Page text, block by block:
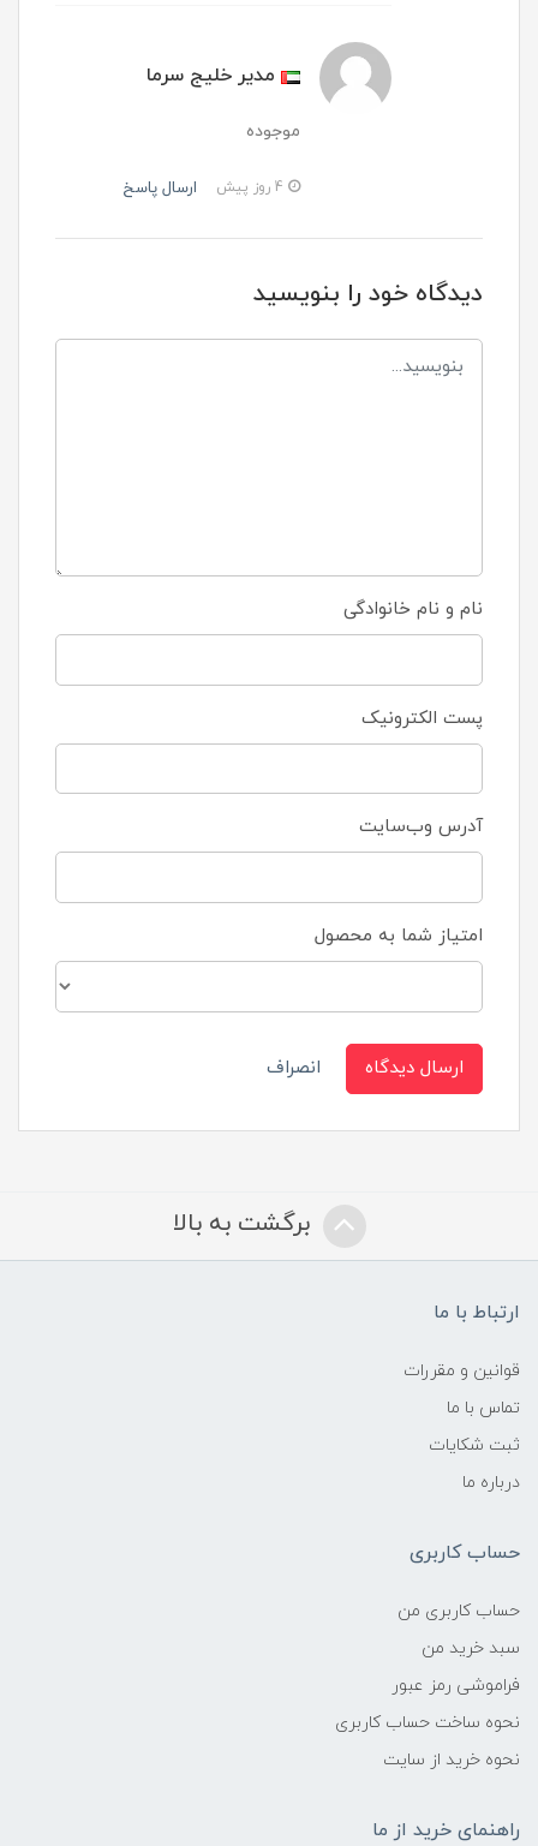
مدیر خلیج سرما
موجوده
ارسال پاسخ
دیدگاه خود را بنویسید
نام و نام خانوادگی
پست الکترونیک
آدرس وب‌سایت
امتیاز شما به محصول
ارسال دیدگاه انصراف
برگشت به بالا
ارتباط با ما
قوانین و مقررات
تماس با ما
ثبت شکایات
درباره ما
حساب کاربری
حساب کاربری من
سبد خرید من
فراموشی رمز عبور
نحوه ساخت حساب کاربری
نحوه خرید از سایت
راهنمای خرید از ما